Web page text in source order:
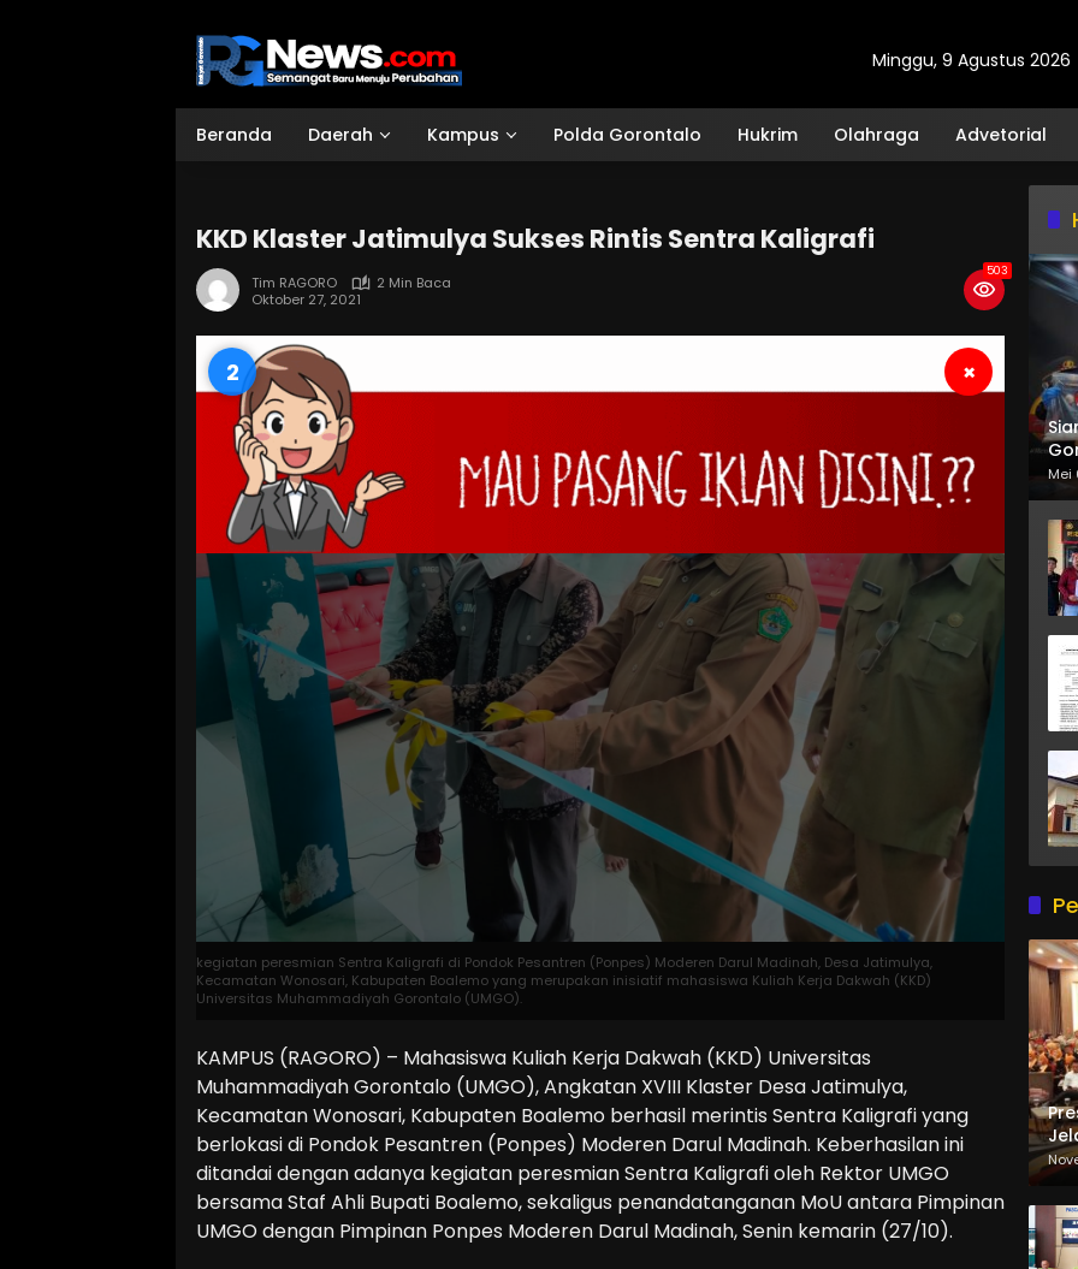
Minggu, 9 Agustus 2026
Beranda Daerah Kampus Polda Gorontalo Hukrim Olahraga Advetorial
KKD Klaster Jatimulya Sukses Rintis Sentra Kaligrafi
Tim RAGORO
2 Min Baca
Oktober 27, 2021
503
0 ×
kegiatan peresmian Sentra Kaligrafi di Pondok Pesantren (Ponpes) Moderen Darul Madinah, Desa Jatimulya,
Kecamatan Wonosari, Kabupaten Boalemo yang merupakan inisiatif mahasiswa Kuliah Kerja Dakwah (KKD)
Universitas Muhammadiyah Gorontalo (UMGO).
KAMPUS (RAGORO) – Mahasiswa Kuliah Kerja Dakwah (KKD) Universitas
Muhammadiyah Gorontalo (UMGO), Angkatan XVIII Klaster Desa Jatimulya,
Kecamatan Wonosari, Kabupaten Boalemo berhasil merintis Sentra Kaligrafi yang
berlokasi di Pondok Pesantren (Ponpes) Moderen Darul Madinah. Keberhasilan ini
ditandai dengan adanya kegiatan peresmian Sentra Kaligrafi oleh Rektor UMGO
bersama Staf Ahli Bupati Boalemo, sekaligus penandatanganan MoU antara Pimpinan
UMGO dengan Pimpinan Ponpes Moderen Darul Madinah, Senin kemarin (27/10).
Mei